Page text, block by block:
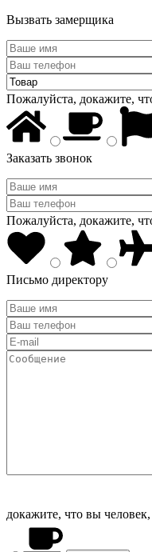
Вызвать замерщика
Пожалуйста, докажите,
Заказать звонок
Пожалуйста, докажите,
Письмо директору
докажите, что вы